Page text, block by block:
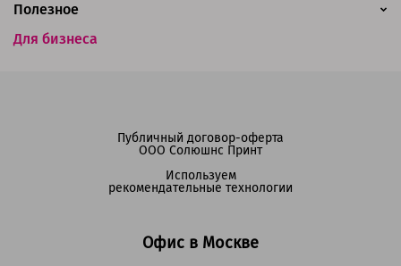
Для бизнеса
Полезное
Офис в Москве
Публичный договор-оферта
ООО Солюшнс Принт
Используем
рекомендательные технологии